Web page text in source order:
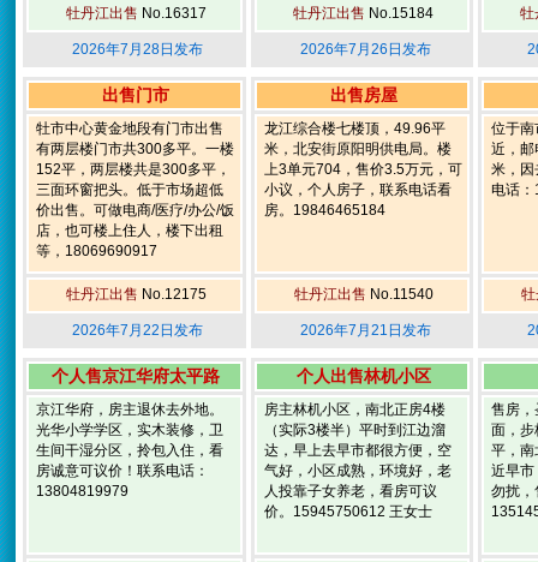
牡丹江出售 No.16317
2026年7月28日发布
牡丹江出售 No.15184
2026年7月26日发布
牡
出售门市
牡市中心黄金地段有门市出售
有两层楼门市共300多平。一楼
152平，两层楼共是300多平，
三面环窗把头。低于市场超低
价出售。可做电商/医疗/办公/饭
店，也可楼上住人，楼下出租
等，18069690917
牡丹江出售 No.12175
2026年7月22日发布
出售房屋
龙江综合楼七楼顶，49.96平
米，北安街原阳明供电局。楼
上3单元704，售价3.5万元，可
小议，个人房子，联系电话看
房。19846465184
牡丹江出售 No.11540
2026年7月21日发布
位于南
近，邮
米，因
电话
牡
个人售京江华府太平路
京江华府，房主退休去外地。
光华小学学区，实木装修，卫
生间干湿分区，拎包入住，看
房诚意可议价！联系电话：
13804819979
个人出售林机小区
房主林机小区，南北正房4楼
（实际3楼半）平时到江边溜
达，早上去早市都很方便，空
气好，小区成熟，环境好，老
人投靠子女养老，看房可议
价。15945750612 王女士
售房，
面，步
平，南
近早市
勿扰，